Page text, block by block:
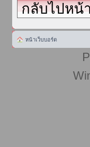
กลับไปหน้
หน้าเว็บบอร์ด